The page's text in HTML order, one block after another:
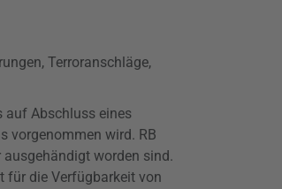
Terroranschläge,
auf Abschluss eines
vorgenommen wird. RB
ausgehändigt worden sind.
für die Verfügbarkeit von